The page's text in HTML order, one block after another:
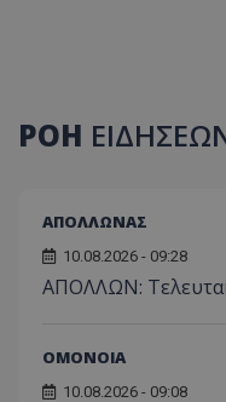
ΡΟΗ
ΑΠΟΛΛΩΝΑΣ
10.08.2026 - 09:28
ΑΠΟΛΛΩΝ:
ΟΜΟΝΟΙΑ
10.08.2026 - 09:08